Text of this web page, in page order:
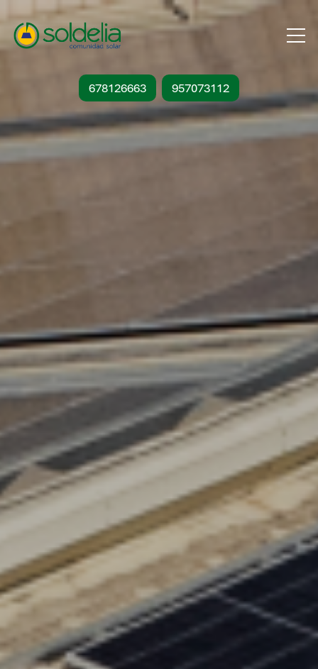
678126663 957073112